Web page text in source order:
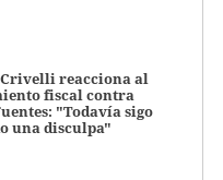
reacciona al
fiscal contra
"Todavía sigo
una disculpa"